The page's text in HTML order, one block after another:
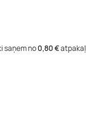
saņem no0,80 €atpakaļ